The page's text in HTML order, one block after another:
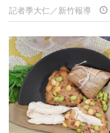
記者季大仁／新竹報導